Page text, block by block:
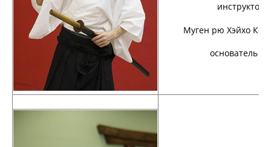
инструктор
Муген рю Хэйхо
основатель